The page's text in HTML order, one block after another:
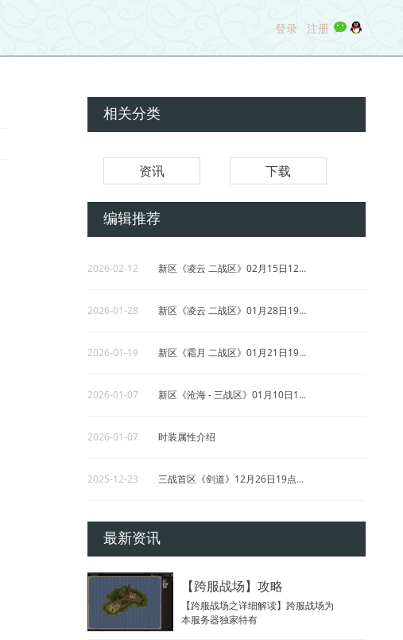
登录 注册
相关分类
资讯 下载
编辑推荐
2025-12-01 新区《豪情》12月02日19点准时开放！
2025-10-30 新区《太极》11月01日12点准时开放！
2026-02-27
2026-02-12
2026-01-28
2026-01-19
2026-01-07
2026-01-07 时装属性介绍
2025-12-23
2025-10-30 新区《太极》11月01日12点准时开放！
2026-03-12 新区《 精武 》03月14日12点准时开放！
最新资讯
时光荏苒，忆千年端游陪伴玩家，将
度过第7个国庆节
【跨服】太极剑门
(50;17)(24;95)(8
内衣合成
【跨服战场】攻略
【跨服战场之详细解读】跨服战场为
本服务器独家特有